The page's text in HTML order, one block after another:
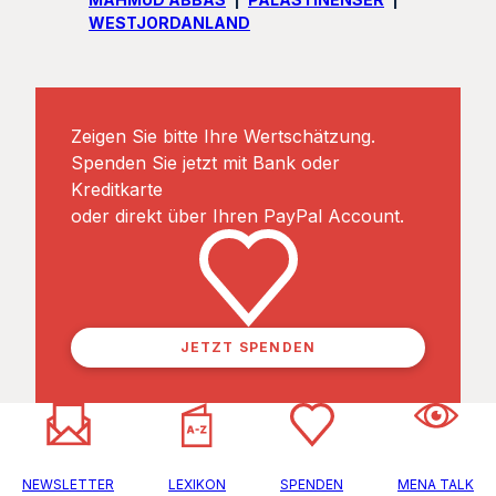
WESTJORDANLAND
Zeigen Sie bitte Ihre Wertschätzung.
Spenden Sie jetzt mit Bank oder
Kreditkarte
oder direkt über Ihren PayPal Account.
JETZT SPENDEN
NEWSLETTER LEXIKON SPENDEN MENA TALK